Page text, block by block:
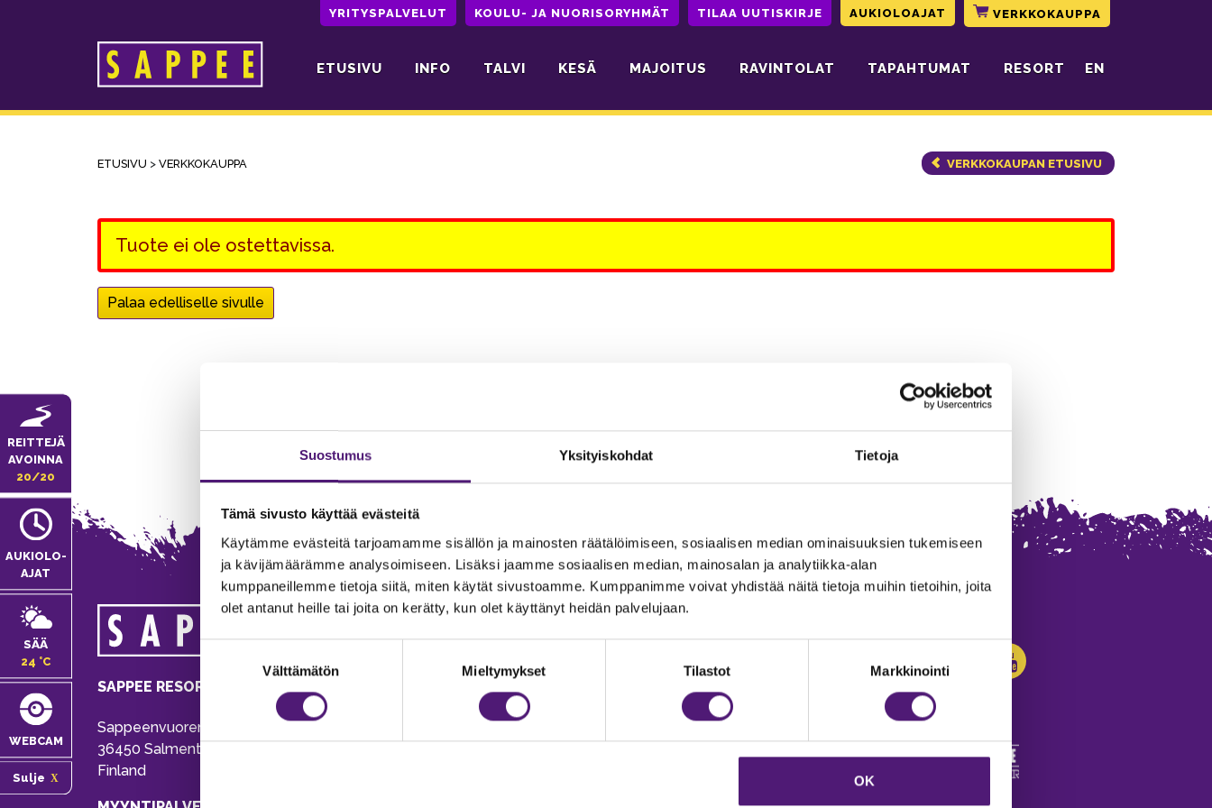
Suostumus Yksityiskohdat Tietoja
Tämä sivusto käyttää evästeitä
Käytämme evästeitä tarjoamamme sisällön ja mainosten räätälöimiseen, sosiaalisen median ominaisuuksien tukemiseen
ja kävijämäärämme analysoimiseen. Lisäksi jaamme sosiaalisen median, mainosalan ja analytiikka-alan
kumppaneillemme tietoja siitä, miten käytät sivustoamme. Kumppanimme voivat yhdistää näitä tietoja muihin tietoihin, joita
olet antanut heille tai joita on kerätty, kun olet käyttänyt heidän palvelujaan.
Välttämätön Mieltymykset Tilastot Markkinointi
OK
YRITYSPALVELUT KOULU- JA NUORISORYHMÄT TILAA UUTISKIRJE AUKIOLOAJAT VERKKOKAUPPA
Päävalikko ETUSIVU INFO TALVI KESÄ MAJOITUS RAVINTOLAT TAPAHTUMAT RESORT EN
REITTEJÄ
AVOINNA
20/20
AUKIOLO­
AJAT
SÄÄ
24 °C
WEBCAM
Sulje
ETUSIVU > VERKKOKAUPPA VERKKOKAUPAN ETUSIVU
Tuote ei ole ostettavissa.
Palaa edelliselle sivulle
SAPPEE RESORT
Sappeenvuorentie 200
36450 Salmentaka, Pälkäne
Finland
MAJOITUS
020 755 9975
majoitus@sappee.fi
Vastuullisuus
Avoimet työpaikat
Anna palautetta
Evästeasetukset